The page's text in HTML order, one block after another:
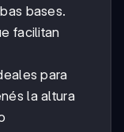
bases.
facilitan
para
la altura